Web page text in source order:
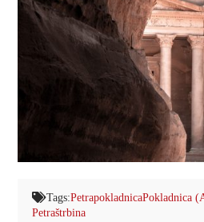
Tags:PetrapokladnicaPokladnica
Petraštrbina